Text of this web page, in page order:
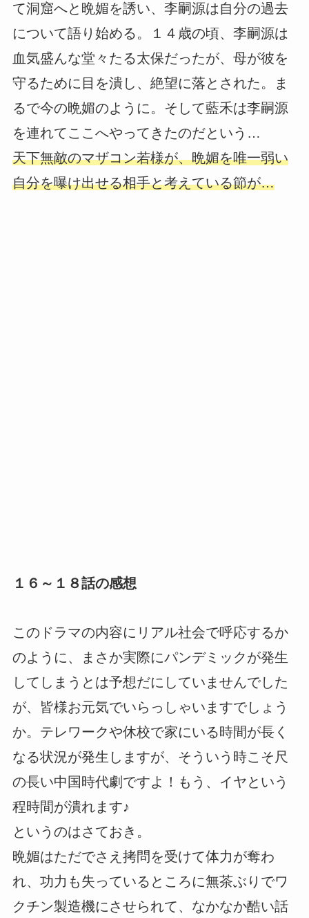
て洞窟へと晩媚を誘い、李嗣源は自分の過去
について語り始める。１４歳の頃、李嗣源は
血気盛んな堂々たる太保だったが、母が彼を
守るために目を潰し、絶望に落とされた。ま
るで今の晩媚のように。そして藍禾は李嗣源
を連れてここへやってきたのだという…
天下無敵のマザコン若様が、晩媚を唯一弱い
自分を曝け出せる相手と考えている節が…
１６～１８話の感想
このドラマの内容にリアル社会で呼応するか
のように、まさか実際にパンデミックが発生
してしまうとは予想だにしていませんでした
が、皆様お元気でいらっしゃいますでしょう
か。テレワークや休校で家にいる時間が長く
なる状況が発生しますが、そういう時こそ尺
の長い中国時代劇ですよ！もう、イヤという
程時間が潰れます♪
というのはさておき。
晩媚はただでさえ拷問を受けて体力が奪わ
れ、功力も失っているところに無茶ぶりでワ
クチン製造機にさせられて、なかなか酷い話